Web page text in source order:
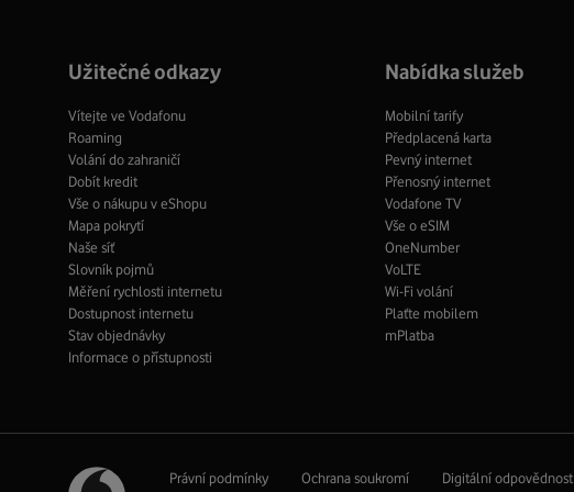
Užitečné odkazy
Vítejte ve Vodafonu
Roaming
Volání do zahraničí
Dobít kredit
Vše o nákupu v eShopu
Mapa pokrytí
Naše síť
Slovník pojmů
Měření rychlosti internetu
Dostupnost internetu
Stav objednávky
Informace o přístupnosti
Nabídka služeb
Mobilní tarify
Předplacená karta
Pevný internet
Přenosný internet
Vodafone TV
Vše o eSIM
OneNumber
VoLTE
Wi-Fi volání
Plaťte mobilem
mPlatba
Právní podmínky Ochrana soukromí Digitální odpovědnost